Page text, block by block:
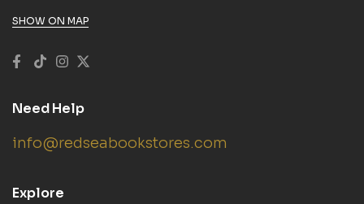
SHOW ON MAP
Need Help
info@redseabookstores.com
Explore